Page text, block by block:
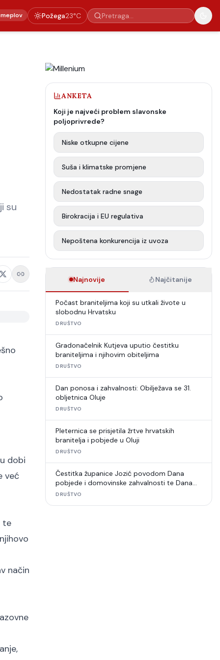
Požega23°C
su
dobi
već
te
način
ANKETA
Koji je najveći problem slavonske
poljoprivrede?
Niske otkupne cijene
Suša i klimatske promjene
Nedostatak radne snage
Birokracija i EU regulativa
Nepoštena konkurencija iz uvoza
Najnovije Najčitanije
Počast braniteljima koji su utkali živote u
slobodnu Hrvatsku
DRUŠTVO
Gradonačelnik Kutjeva uputio čestitku
braniteljima i njihovim obiteljima
DRUŠTVO
Dan ponosa i zahvalnosti: Obilježava se 31.
obljetnica Oluje
DRUŠTVO
Pleternica se prisjetila žrtve hrvatskih
branitelja i pobjede u Oluji
DRUŠTVO
Čestitka županice Jozić povodom Dana
pobjede i domovinske zahvalnosti te Dana
hrvatskih branitelja
DRUŠTVO